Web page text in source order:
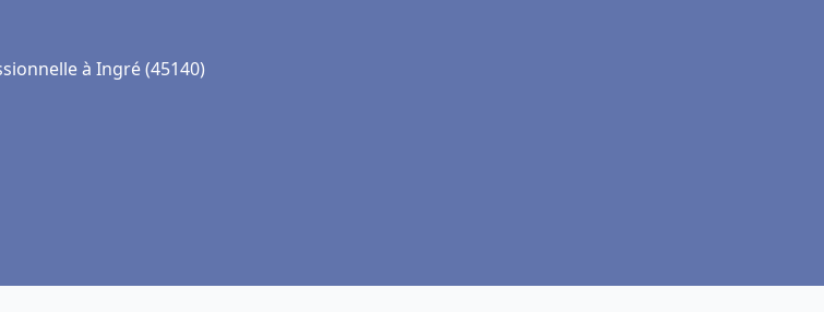
à Ingré (45140)